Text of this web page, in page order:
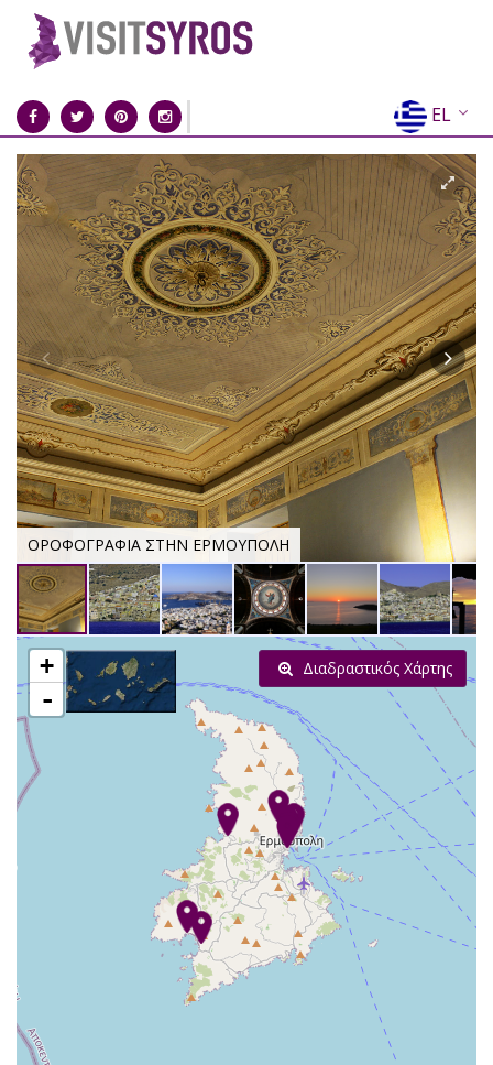
EL
EN
FR
DE
IT
ES
RU
CN
ΟΡΟΦΟΓΡΑΦΙΑ ΣΤΗΝ ΕΡΜΟΥΠΟΛΗ
+
-
Διαδραστικός Χάρτης